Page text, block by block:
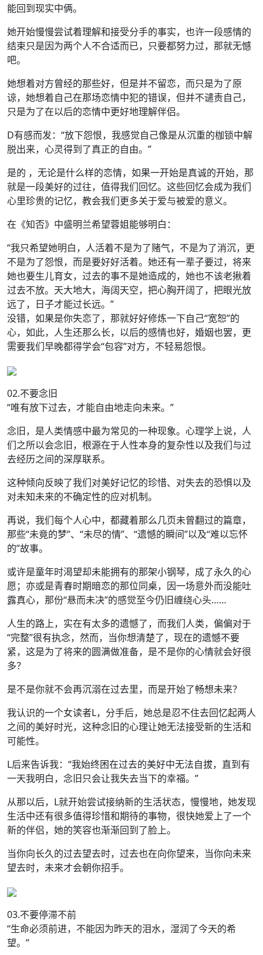
能回到现实中俩。
她开始慢慢尝试着理解和接受分手的事实，也许一段感情的
结束只是因为两个人不合适而已，只要都努力过，那就无憾
吧。
她想着对方曾经的那些好，但是并不留恋，而只是为了原
谅，她想着自己在那场恋情中犯的错误，但并不谴责自己，
只是为了在以后的恋情中更好地理解伴侣。
D有感而发：“放下怨恨，我感觉自己像是从沉重的枷锁中解
脱出来，心灵得到了真正的自由。”
是的 ，无论是什么样的恋情，如果一开始是真诚的开始，那
就是一段美好的过往，值得我们回忆。这些回忆会成为我们
心里珍贵的记忆，教会我们更多关于爱与被爱的意义。
在《知否》中盛明兰希望蓉姐能够明白：
“我只希望她明白，人活着不是为了赌气，不是为了消沉，更
不是为了怨恨，而是要好好活着。她还有一辈子要过，将来
她也要生儿育女，过去的事不是她造成的，她也不该老揪着
过去不放。天大地大，海阔天空，把心胸开阔了，把眼光放
远了，日子才能过长远。”
没错，如果是你失恋了，那就好好修炼一下自己“宽恕”的
心，如此，人生还那么长，以后的感情也好，婚姻也罢，更
需要我们早晚都得学会“包容”对方，不轻易怨恨。
02.不要念旧
“唯有放下过去，才能自由地走向未来。”
念旧，是人类情感中最为常见的一种现象。心理学上说，人
们之所以会念旧，根源在于人性本身的复杂性以及我们与过
去经历之间的深厚联系。
这种倾向反映了我们对美好记忆的珍惜、对失去的恐惧以及
对未知未来的不确定性的应对机制。
再说，我们每个人心中，都藏着那么几页未曾翻过的篇章，
那些“未竟的梦”、“未尽的情”、“遗憾的瞬间”以及“难以忘怀
的”故事。
或许是童年时渴望却未能拥有的那架小钢琴，成了永久的心
愿；亦或是青春时期暗恋的那位同桌，因一场意外而没能吐
露真心，那份“悬而未决”的感觉至今仍旧缠绕心头……
人生的路上，实在有太多的遗憾了，而我们人类，偏偏对于
“完整”很有执念，然而，当你想清楚了，现在的遗憾不要
紧，这是为了将来的圆满做准备，是不是你的心情就会好很
多？
是不是你就不会再沉溺在过去里，而是开始了畅想未来？
我认识的一个女读者L，分手后，她总是忍不住去回忆起两人
之间的美好时光，这种念旧的心理让她无法接受新的生活和
可能性。
L后来告诉我：“我始终困在过去的美好中无法自拔，直到有
一天我明白，念旧只会让我失去当下的幸福。”
从那以后，L就开始尝试接纳新的生活状态，慢慢地，她发现
生活中还有很多值得珍惜和期待的事物，很快她爱上了一个
新的伴侣，她的笑容也渐渐回到了脸上。
当你向长久的过去望去时，过去也在向你望来，当你向未来
望去时，未来才会朝你招手。
03.不要停滞不前
“生命必须前进，不能因为昨天的泪水，湿润了今天的希
望。”